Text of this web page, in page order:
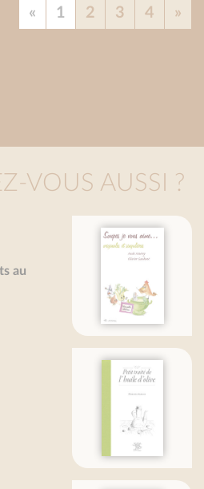
« 1 2 3 4 »
VOUS AUSSI ?
gustan las sopas... (Nueva